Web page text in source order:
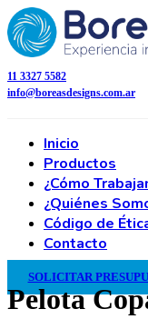
11 3327 5582
info@boreasdesigns.com.ar
Inicio
Productos
¿Cómo
¿Quiénes
Código de
Contacto
SOLICITAR
Pelota